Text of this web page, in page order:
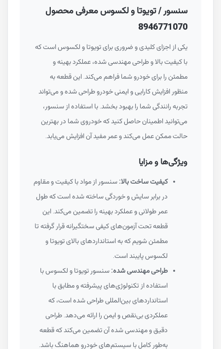
سنسور / تویوتا و لکسوس معرفی محصول
8946771070
یکی از اجزای کلیدی و ضروری برای تویوتا و لکسوس است که
با کیفیت بالا و طراحی مهندسی شده، عملکرد بهینه و
مطمئن را برای خودرو شما فراهم می‌کند. این قطعه به
منظور افزایش کارایی و ایمنی خودرو طراحی شده و می‌تواند
تجربه رانندگی شما را بهبود بخشد. با استفاده از سنسور،
می‌توانید اطمینان حاصل کنید که خودروی شما در بهترین
حالت ممکن عمل می‌کند و عمر مفید آن افزایش می‌یابد.
ویژگی‌ها و مزایا
کیفیت ساخت بالا:سنسور از مواد با کیفیت و مقاوم
در برابر سایش و خوردگی ساخته شده است که طول
عمر طولانی و عملکرد بهینه را تضمین می‌کند. این
قطعه تحت آزمون‌های کیفی سختگیرانه قرار گرفته تا
مطمئن شویم که به استانداردهای بالای تویوتا و
لکسوس پایبند است.
طراحی مهندسی شده:سنسور تویوتا و لکسوس با
استفاده از تکنولوژی‌های پیشرفته و مطابق با
استانداردهای بین‌المللی طراحی شده است، که
عملکردی بی‌نقص و ایمن را ارائه می‌دهد. طراحی
دقیق و مهندسی شده آن تضمین می‌کند که قطعه
به‌طور کامل با سیستم‌های خودرو هماهنگ باشد.